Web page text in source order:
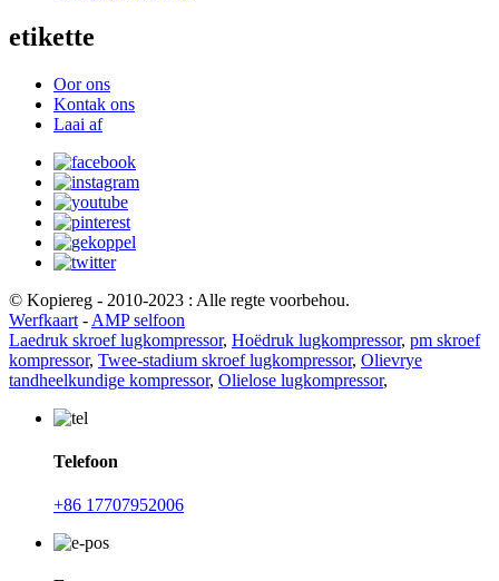
etikette
Oor ons
Kontak ons
Laai af
© Kopiereg - 2010-2023 : Alle regte voorbehou.
Werfkaart - AMP selfoon
Laedruk skroef lugkompressor, Hoëdruk lugkompressor, pm skroef
kompressor, Twee-stadium skroef lugkompressor, Olievrye
tandheelkundige kompressor, Olielose lugkompressor,
Telefoon
+86 17707952006